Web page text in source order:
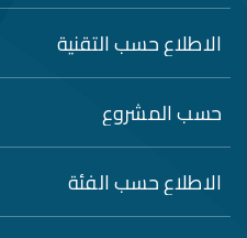
الاطلاع حسب التقنية
حسب المشروع
الاطلاع حسب الفئة